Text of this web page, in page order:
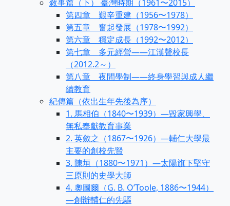
敘事篇（下） 臺灣時期（1961〜2015）
第四章 艱辛重建（1956〜1978）
第五章 奮起發展（1978〜1992）
第六章 穩定成長（1992〜2012）
第七章 多元經營——江漢聲校長
（2012.2～）
第八章 夜間學制——終身學習與成人繼
續教育
紀傳篇（依出生年先後為序）
1. 馬相伯（1840〜1939）—毀家興學、
無私奉獻教育事業
2. 英斂之（1867〜1926）—輔仁大學最
主要的創校先賢
3. 陳垣（1880〜1971）—太陽旗下堅守
三原則的史學大師
4. 奧圖爾（G. B. O’Toole, 1886〜1944）
—創辦輔仁的先驅